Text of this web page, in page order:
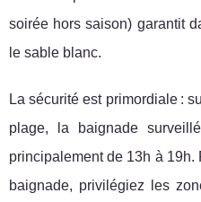
soirée hors saison) garantit
le sable blanc.
La sécurité est primordiale :
plage, la baignade
principalement de 13h à
baignade, privilégiez les